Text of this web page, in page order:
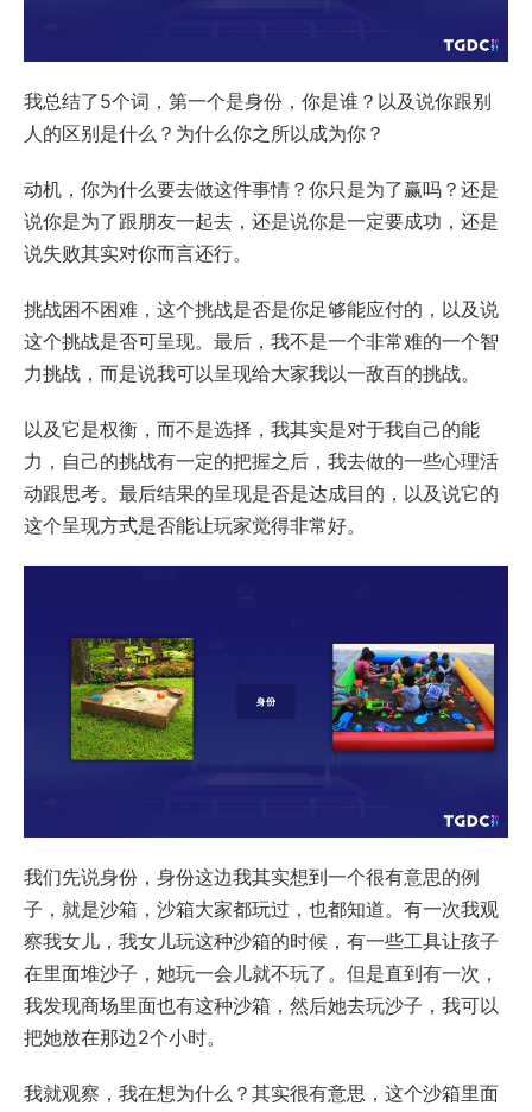
我总结了5个词，第一个是身份，你是谁？以及说你跟别
人的区别是什么？为什么你之所以成为你？
动机，你为什么要去做这件事情？你只是为了赢吗？还是
说你是为了跟朋友一起去，还是说你是一定要成功，还是
说失败其实对你而言还行。
挑战困不困难，这个挑战是否是你足够能应付的，以及说
这个挑战是否可呈现。最后，我不是一个非常难的一个智
力挑战，而是说我可以呈现给大家我以一敌百的挑战。
以及它是权衡，而不是选择，我其实是对于我自己的能
力，自己的挑战有一定的把握之后，我去做的一些心理活
动跟思考。最后结果的呈现是否是达成目的，以及说它的
这个呈现方式是否能让玩家觉得非常好。
我们先说身份，身份这边我其实想到一个很有意思的例
子，就是沙箱，沙箱大家都玩过，也都知道。有一次我观
察我女儿，我女儿玩这种沙箱的时候，有一些工具让孩子
在里面堆沙子，她玩一会儿就不玩了。但是直到有一次，
我发现商场里面也有这种沙箱，然后她去玩沙子，我可以
把她放在那边2个小时。
我就观察，我在想为什么？其实很有意思，这个沙箱里面